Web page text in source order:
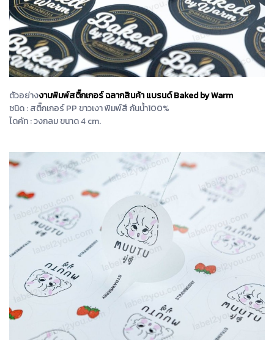
ตัวอย่างงานพิมพ์สติ๊กเกอร์ ฉลากสินค้า แบรนด์ Baked by Warm
ชนิด : สติ๊กเกอร์ PP ขาวเงา พิมพ์สี กันน้ำ100%
ไดคัท : วงกลม ขนาด 4 cm.